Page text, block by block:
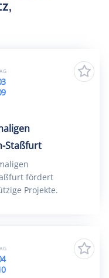
Staßfurt
fördert
Projekte.